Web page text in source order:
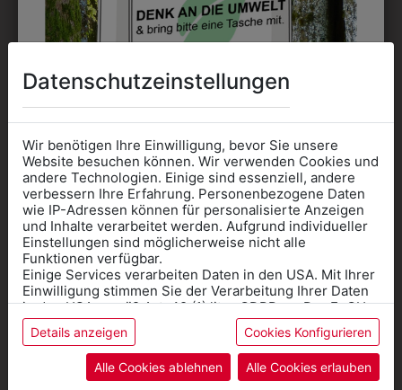
31805PIELA002
PANTOFFEL PIEL-A
€ 40,90
330003216397
GESCHIRRTUCH
GRÜN
€ 2,00
Datenschutzeinstellungen
Wir benötigen Ihre Einwilligung, bevor Sie unsere
Website besuchen können. Wir verwenden Cookies und
andere Technologien. Einige sind essenziell, andere
verbessern Ihre Erfahrung. Personenbezogene Daten
wie IP-Adressen können für personalisierte Anzeigen
und Inhalte verarbeitet werden. Aufgrund individueller
Einstellungen sind möglicherweise nicht alle
Funktionen verfügbar.
Einige Services verarbeiten Daten in den USA. Mit Ihrer
Einwilligung stimmen Sie der Verarbeitung Ihrer Daten
in den USA gemäß Art. 49 (1) lit. a GDPR zu. Der EuGH
stuft die USA als Land mit unzureichendem Datenschutz
ein, und es besteht das Risiko, dass US-Behörden
Daten ohne Klagemöglichkeit für Europäer überwachen.
Details anzeigen Cookies Konfigurieren
Alle Cookies ablehnen Alle Cookies erlauben
Informationen wenn Sie
Kleidung
für die SCHULE
benötigen
Online Shop: Klick auf SCHULE in der
Kategorie und die richtige Schule auswählen.
AnprobeVorort im Geschäft: Termin buchen